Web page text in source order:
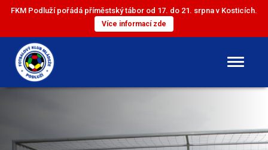
FKM Podluží pořádá příměstský tábor od 17. do 21. srpna v Kosticích.
Více informací zde
ST. ŽÁCI